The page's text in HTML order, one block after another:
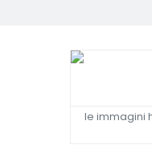
le immagini